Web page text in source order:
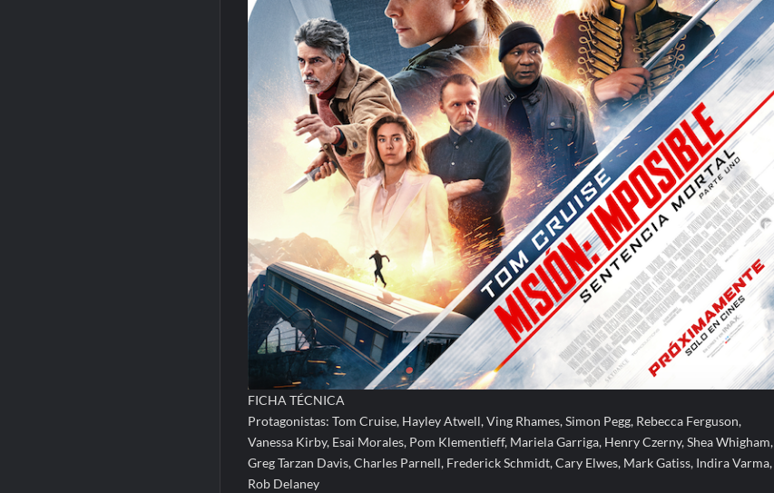
FICHA TÉCNICA
Protagonistas: Tom Cruise, Hayley Atwell, Ving Rhames, Simon Pegg, Rebecca Ferguson,
Vanessa Kirby, Esai Morales, Pom Klementieff, Mariela Garriga, Henry Czerny, Shea Whigham,
Greg Tarzan Davis, Charles Parnell, Frederick Schmidt, Cary Elwes, Mark Gatiss, Indira Varma,
Rob Delaney